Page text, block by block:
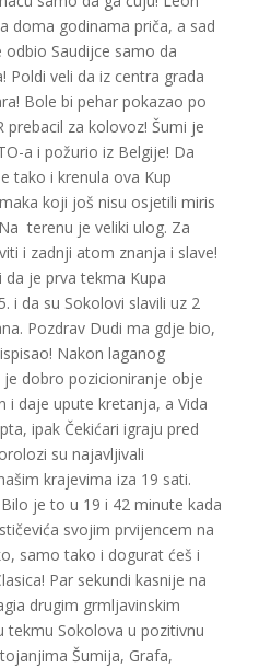
doma godinama priča, a sad
Saudijce samo da
Poldi veli da iz centra grada
Bole bi pehar pokazao po
prebacil za kolovoz! Šumi je
a i požurio iz Belgije! Da
tako i krenula ova Kup
koji još nisu osjetili miris
terenu je veliki ulog. Za
i zadnji atom znanja i slave!
je prva tekma Kupa
i da su Sokolovi slavili uz 2
Pozdrav Dudi ma gdje bio,
Nakon laganog
dobro pozicioniranje obje
i daje upute kretanja, a Vida
ipak Čekićari igraju pred
su najavljivali
krajevima iza 19 sati.
je to u 19 i 42 minute kada
svojim prvijencem na
samo tako i dogurat ćeš i
Par sekundi kasnije na
drugim grmljavinskim
tekmu Sokolova u pozitivnu
Šumija, Grafa,